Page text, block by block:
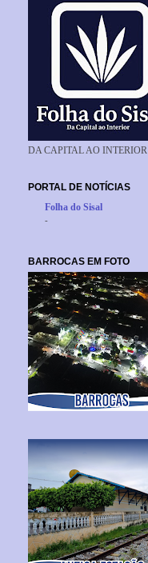
DA CAPITAL AO INTERIOR
PORTAL DE NOTÍCIAS
Folha do Sisal
-
BARROCAS EM FOTO